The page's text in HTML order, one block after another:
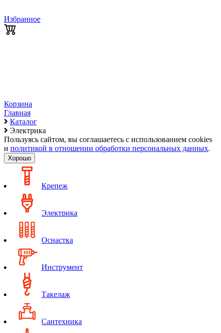
Избранное
Корзина
Главная
Каталог
Электрика
Пользуясь сайтом, вы соглашаетесь с использованием cookies
и политикой в отношении обработки персональных данных.
Хорошо
Крепеж
Электрика
Оснастка
Инструмент
Такелаж
Сантехника